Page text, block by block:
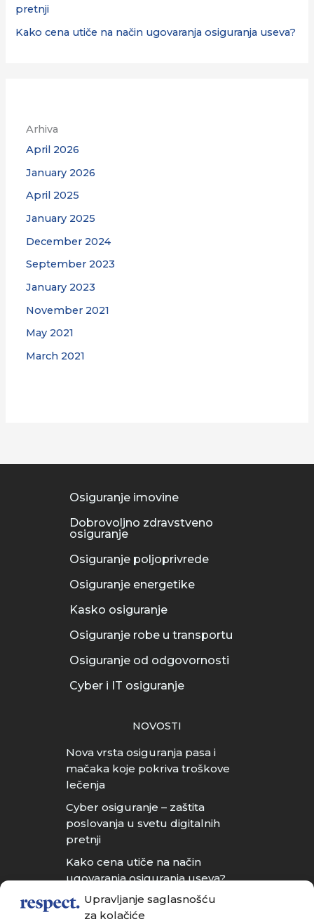
Upravljanje saglasnošću
za kolačiće
:pretnji
Kako cena utiče na način ugovaranja osiguranja useva?
Arhiva
April 2026
January 2026
April 2025
January 2025
December 2024
September 2023
January 2023
November 2021
May 2021
March 2021
Osiguranje imovine
Dobrovoljno zdravstveno
osiguranje
Osiguranje poljoprivrede
Osiguranje energetike
Kasko osiguranje
Osiguranje robe u transportu
Osiguranje od odgovornosti
Cyber i IT osiguranje
NOVOSTI
Nova vrsta osiguranja pasa i
mačaka koje pokriva troškove
lečenja
Cyber osiguranje – zaštita
poslovanja u svetu digitalnih
pretnji
Kako cena utiče na način
ugovaranja osiguranja useva?
Da li u Srbiji postoji osiguranje
kućnih ljubimaca?